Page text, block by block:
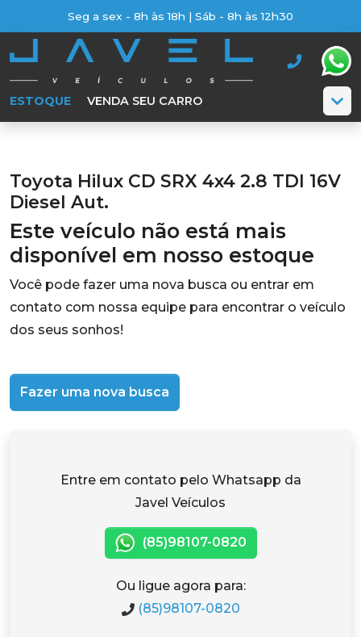
Seg a sex - 8h às 18h | Sáb - 8h às 12h30
ESTOQUE VENDA SEU CARRO
Toyota Hilux CD SRX 4x4 2.8 TDI 16V
Diesel Aut.
Este veículo não está mais
disponível em nosso estoque
Você pode fazer uma nova busca ou entrar em
contato com nossa equipe para encontrar o veículo
dos seus sonhos!
Fazer uma nova busca
Entre em contato pelo Whatsapp da
Javel Veículos
(85)98107-0820
Ou ligue agora para:
(85)98107-0820